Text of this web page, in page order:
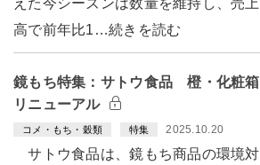
高で前年比1…続きを読む
鏡もち特集：サトウ食品 橙・化粧箱
リニューアル
コメ・もち・穀類 特集 2025.10.20
サトウ食品は、鏡もち商品の環境対